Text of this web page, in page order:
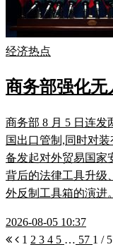
经济热点
商务部强化无
商务部 8 月 5 日连发
国出口管制,同时对
备发起对外贸易国家
背后的法律工具升级
外反制工具箱的演进。
2026-08-05 10:37
1 2 3 4 5 … 57 1 /